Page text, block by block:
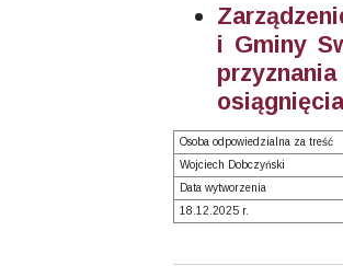
i Gminy
Osoba odpowiedzialna za treść
Wojciech Dobczyński
Data wytworzenia
18.12.2025 r.